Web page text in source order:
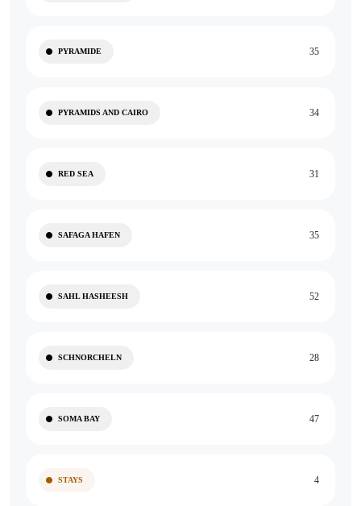
PYRAMIDE 35
PYRAMIDS AND CAIRO 34
RED SEA 31
SAFAGA HAFEN 35
SAHL HASHEESH 52
SCHNORCHELN 28
SOMA BAY 47
STAYS 4